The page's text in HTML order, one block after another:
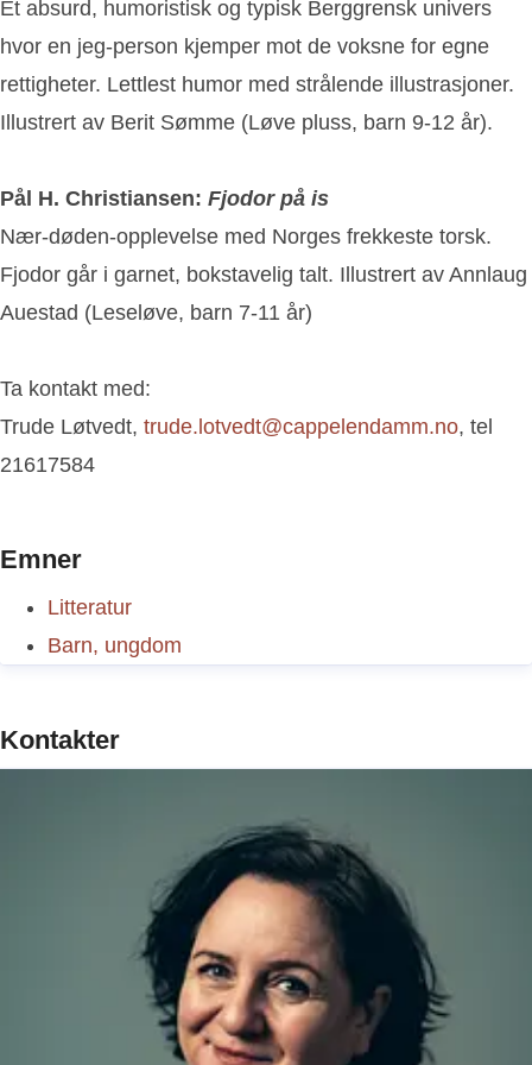
Et absurd, humoristisk og typisk Berggrensk univers
hvor en jeg-person kjemper mot de voksne for egne
rettigheter. Lettlest humor med strålende illustrasjoner.
Illustrert av Berit Sømme (Løve pluss, barn 9-12 år).
Pål H. Christiansen: Fjodor på is
Nær-døden-opplevelse med Norges frekkeste torsk.
Fjodor går i garnet, bokstavelig talt. Illustrert av Annlaug
Auestad (Leseløve, barn 7-11 år)
Ta kontakt med:
Trude Løtvedt, trude.lotvedt@cappelendamm.no, tel
21617584
Emner
Litteratur
Barn, ungdom
Kontakter